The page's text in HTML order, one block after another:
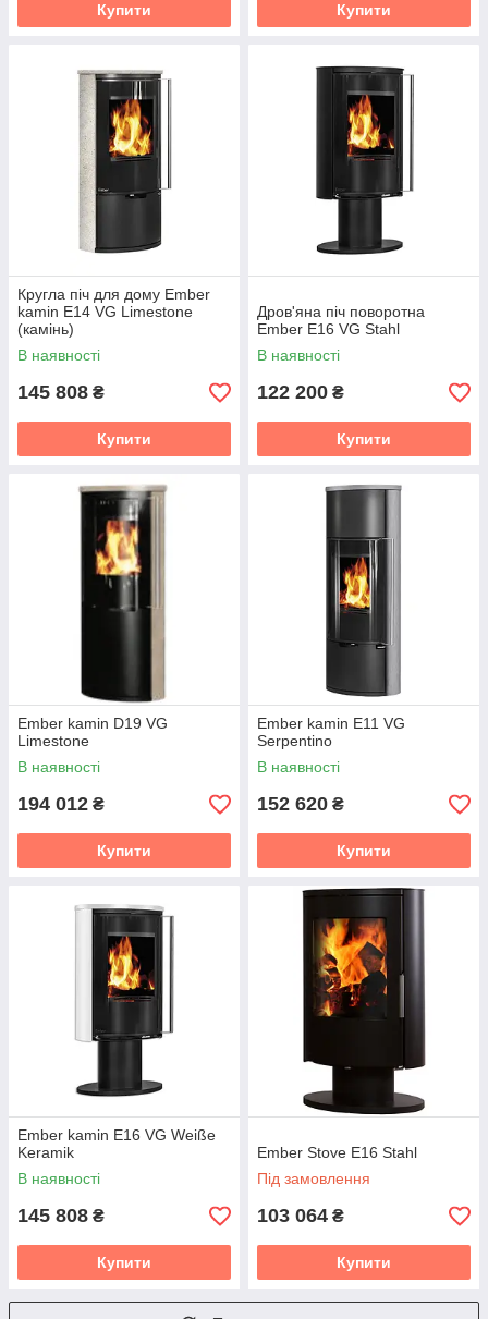
Купити Купити
Кругла піч для дому Ember
kamin E14 VG Limestone
(камінь)
В наявності
145 808 ₴
Купити
Дров'яна піч поворотна
Ember E16 VG Stahl
В наявності
122 200 ₴
Купити
Ember kamin D19 VG
Limestone
В наявності
194 012 ₴
Купити
Ember kamin E11 VG
Serpentino
В наявності
152 620 ₴
Купити
Ember kamin E16 VG Weiße
Keramik
В наявності
145 808 ₴
Купити
Ember Stove E16 Stahl
Під замовлення
103 064 ₴
Купити